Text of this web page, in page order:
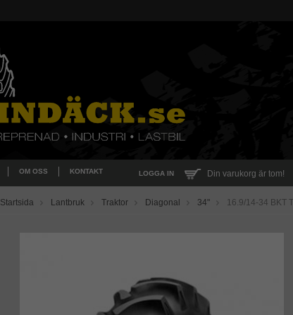
OM OSS KONTAKT LOGGA IN Din varukorg är tom!
Startsida Lantbruk Traktor Diagonal 34" 16.9/14-34 BKT